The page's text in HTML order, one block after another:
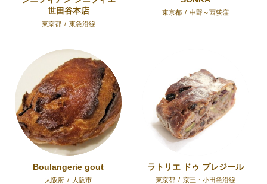
世田谷本店
東京都 / 東急沿線
東京都 / 中野～西荻窪
Boulangerie gout
大阪府 / 大阪市
ラトリエ ドゥ プレジール
東京都 / 京王・小田急沿線